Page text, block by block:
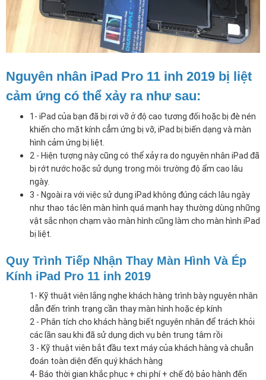
Nguyên nhân iPad Pro 11 inh 2019 bị liệt
cảm ứng có thể xảy ra như sau:
1- iPad của bạn đã bị rơi vỡ ở độ cao tương đối hoặc bị đè nén
khiến cho mặt kính cẳm ứng bị vỡ, iPad bị biến dạng và màn
hình cảm ứng bị liệt.
2 - Hiện tượng này cũng có thể xảy ra do nguyên nhân iPad đã
bị rớt nước hoặc sử dụng trong môi trường độ ẩm cao lâu
ngày.
3 - Ngoài ra với việc sử dụng iPad không đúng cách lâu ngày
như thao tác lên màn hình quá mạnh hay thường dùng những
vật sắc nhọn chạm vào màn hình cũng làm cho màn hình iPad
bị liệt.
Quy Trình Tiếp Nhận Thay Màn Hình Và Ép
Kính iPad Pro 11 inh 2019
1- Kỹ thuật viên lắng nghe khách hàng trình bày nguyên nhân
dẫn đến trình trạng cần thay màn hình hoặc ép kính
2 - Phân tích cho khách hàng biết nguyên nhân để trách khỏi
các lần sau khi đã sử dụng dịch vụ bên trung tâm rồi
3 - Kỹ thuật viên bắt đầu text máy của khách hàng và chuẫn
đoán toàn diện đến quý khách hàng
4- Báo thời gian khắc phục + chi phí + chế độ bảo hành đến